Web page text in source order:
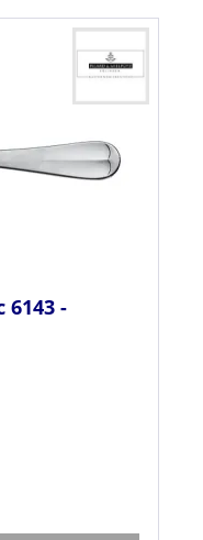
6143 -